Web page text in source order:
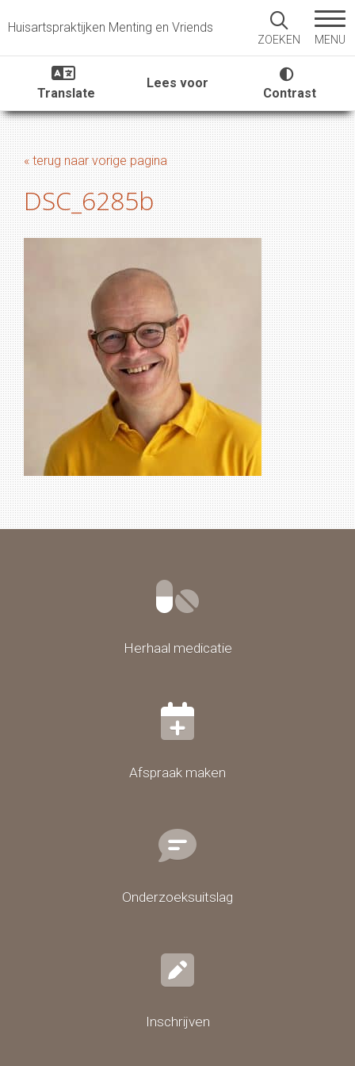
Huisartspraktijken Menting en Vriends
ZOEKEN MENU
Translate
Lees voor
Contrast
« terug naar vorige pagina
DSC_6285b
Herhaal medicatie
Afspraak maken
Onderzoeksuitslag
Inschrijven